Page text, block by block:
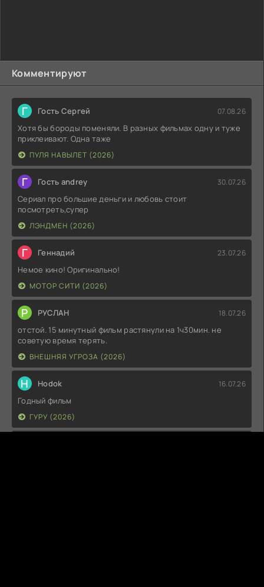
Комментируют
Г Гость Сергей 07.08.26
Хотя бы бороды поменяли. В разных фильмах одну и туже
приклеивают. Одна таже
ПУЛЯ НАВЫЛЕТ (2026)
Г Гость andrey 30.07.26
Сериал про большие деньги и любовь стоит
посмотреть,супер
ЛЭНДМЕН (2026)
Г Геннадий 23.07.26
Немое кино! Оригинально!
МОТОР СИТИ (2026)
Р РУСЛАН 18.07.26
отстой. 15 минутный фильм растянули на 1ч30мин. не
советую время терять.
ВНЕШНЯЯ УГРОЗА (2026)
H Hodok 16.07.26
Годный фильм
ГУРУ (2026)